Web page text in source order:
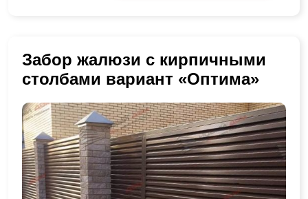
Забор жалюзи с кирпичными
столбами вариант «Оптима»